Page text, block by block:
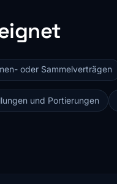
oder Sammelverträgen
und Portierungen